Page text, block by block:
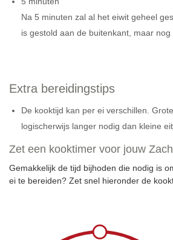
Na 5 minuten zal al het eiwit geheel
is gestold aan de buitenkant, maar nog
Extra bereidingstips
De kooktijd kan per ei verschillen.
logischerwijs langer nodig dan kleine
Zet een kooktimer voor jouw
Gemakkelijk de tijd bijhoden die nodig is
ei te bereiden? Zet snel hieronder de